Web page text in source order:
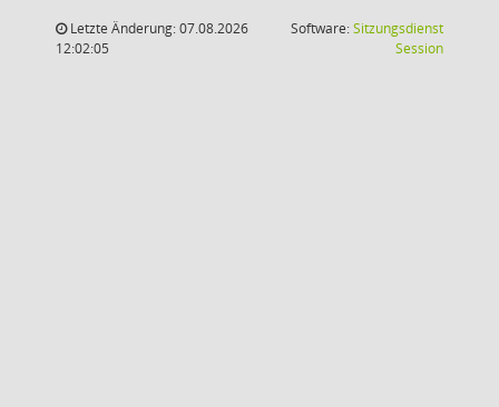
Letzte Änderung: 07.08.2026
12:02:05
Software:Sitzungsdienst
Session(Wird in